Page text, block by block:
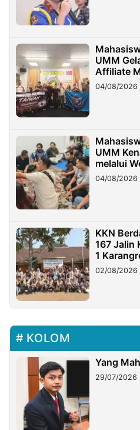
UMM
Affiliate
Migran
04/08/2026
UMM
melalui
di Taiwan
04/08/2026
KKN
167 Jalin
1
02/08/2026
KOLOM
Yang
29/07/2026